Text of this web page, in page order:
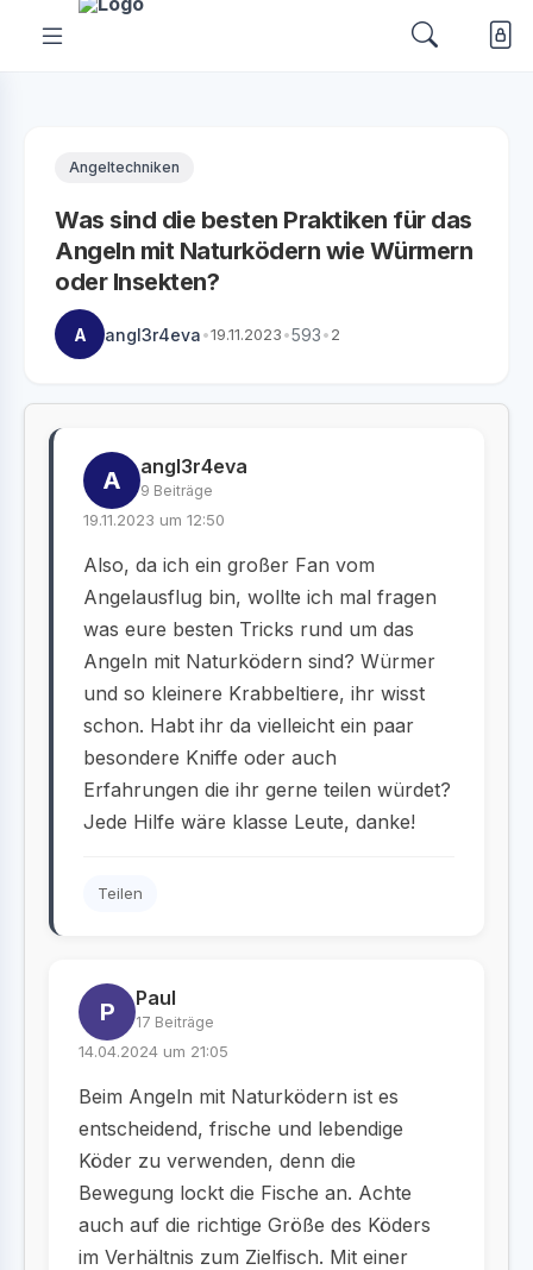
Angeltechniken
Was sind die besten Praktiken für das
Angeln mit Naturködern wie Würmern
oder Insekten?
A angl3r4eva•19.11.2023•593•2
A angl3r4eva
9 Beiträge
19.11.2023 um 12:50
Also, da ich ein großer Fan vom
Angelausflug bin, wollte ich mal fragen
was eure besten Tricks rund um das
Angeln mit Naturködern sind? Würmer
und so kleinere Krabbeltiere, ihr wisst
schon. Habt ihr da vielleicht ein paar
besondere Kniffe oder auch
Erfahrungen die ihr gerne teilen würdet?
Jede Hilfe wäre klasse Leute, danke!
Teilen
P Paul
17 Beiträge
14.04.2024 um 21:05
Beim Angeln mit Naturködern ist es
entscheidend, frische und lebendige
Köder zu verwenden, denn die
Bewegung lockt die Fische an. Achte
auch auf die richtige Größe des Köders
im Verhältnis zum Zielfisch. Mit einer